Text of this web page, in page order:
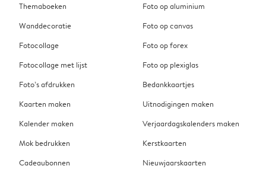
Themaboeken
Wanddecoratie
Fotocollage
Fotocollage met lijst
Foto’s afdrukken
Kaarten maken
Kalender maken
Mok bedrukken
Cadeaubonnen
Foto op aluminium
Foto op canvas
Foto op forex
Foto op plexiglas
Bedankkaartjes
Uitnodigingen maken
Verjaardagskalenders maken
Kerstkaarten
Nieuwjaarskaarten